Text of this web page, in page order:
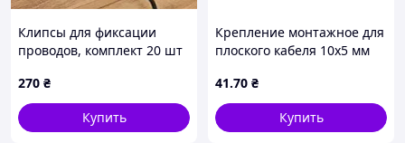
Клипсы для фиксации
проводов, комплект 20 шт
270 ₴
Купить
Крепление монтажное для
плоского кабеля 10х5 мм
ELECTROHOUSE
41.70 ₴
Купить